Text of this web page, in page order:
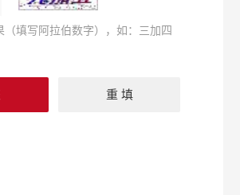
（填写阿拉伯数字），如：三加四